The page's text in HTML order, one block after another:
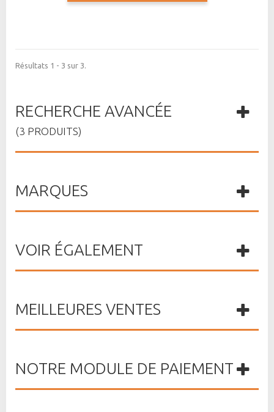
Résultats 1 - 3 sur 3.
RECHERCHE AVANCÉE
(3 PRODUITS)
MARQUES
VOIR ÉGALEMENT
MEILLEURES VENTES
NOTRE MODULE DE PAIEMENT